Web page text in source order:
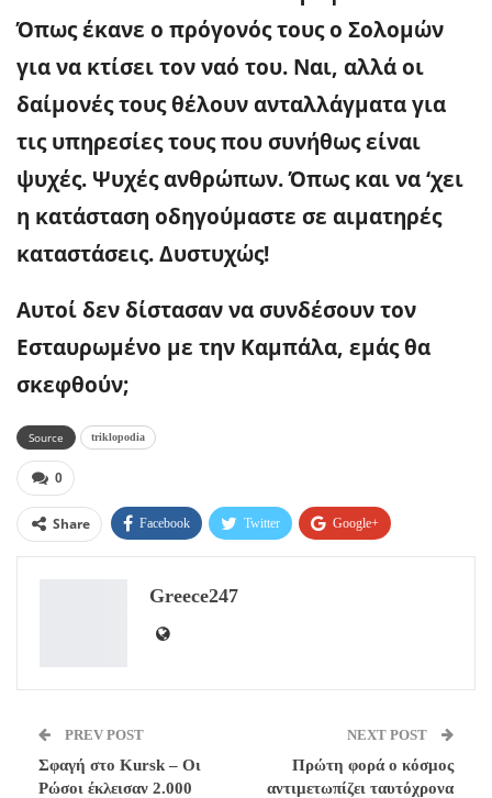
Όπως έκανε ο πρόγονός τους ο Σολομών
για να κτίσει τον ναό του. Ναι, αλλά οι
δαίμονές τους θέλουν ανταλλάγματα για
τις υπηρεσίες τους που συνήθως είναι
ψυχές. Ψυχές ανθρώπων. Όπως και να ‘χει
η κατάσταση οδηγούμαστε σε αιματηρές
καταστάσεις. Δυστυχώς!
Αυτοί δεν δίστασαν να συνδέσουν τον
Εσταυρωμένο με την Καμπάλα, εμάς θα
σκεφθούν;
Source triklopodia
0
Share Facebook Twitter Google+
Greece247
PREV POST
Σφαγή στο Kursk – Οι
Ρώσοι έκλεισαν 2.000
NEXT POST
Πρώτη φορά ο κόσμος
αντιμετωπίζει ταυτόχρονα